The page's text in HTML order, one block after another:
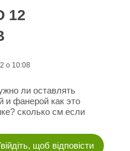
12
о 10:08
ли оставлять
и фанерой как это
сколько см если
щоб відповісти